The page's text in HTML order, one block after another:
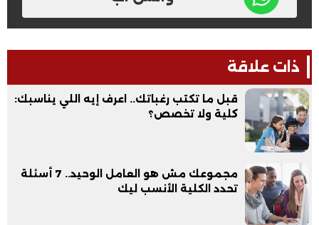
ذات علاقة
قبل ما تكتب رغباتك.. اعرف إيه اللي يناسبك:
كلية ولا تخصص؟
مجموعك مش هو العامل الوحيد.. 7 أسئلة
تحدد الكلية الأنسب ليك